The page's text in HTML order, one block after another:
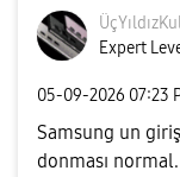
Expert
‎05-09-2026 07:23
Samsung un
donması